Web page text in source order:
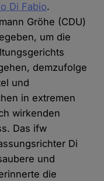
Di Fabio.
Gröhe (CDU)
um die
demzufolge
und
in extremen
wirkenden
Das ifw
Di
und
die